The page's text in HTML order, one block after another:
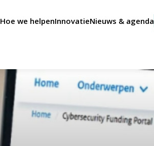
Hoe we helpenInnovatieNieuws & agenda